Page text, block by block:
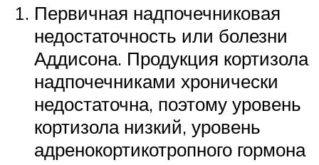
Первичная надпочечниковая
недостаточность или болезни
Аддисона. Продукция кортизола
надпочечниками хронически
недостаточна, поэтому уровень
кортизола низкий, уровень
адренокортикотропного гормона